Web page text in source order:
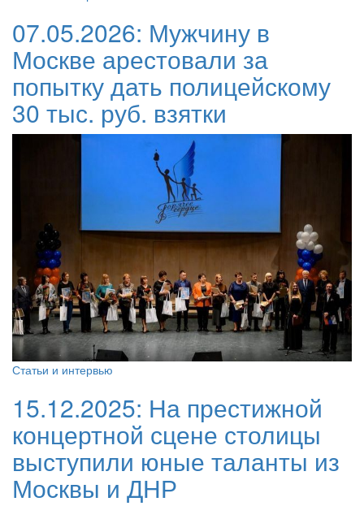
07.05.2026: Мужчину в
Москве арестовали за
попытку дать полицейскому
30 тыс. руб. взятки
Статьи и интервью
15.12.2025: На престижной
концертной сцене столицы
выступили юные таланты из
Москвы и ДНР